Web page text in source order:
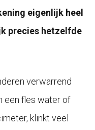
eigenlijk heel
precies hetzelfde
verwarrend
een fles water of
klinkt veel